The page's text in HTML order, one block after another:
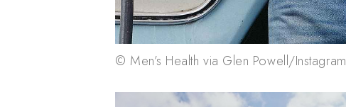
© Men’s Health via Glen Powell/Instagram